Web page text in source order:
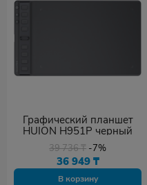
Графический планшет
HUION H951P черный
39 736₸ -7%
36 949 ₸
В корзину